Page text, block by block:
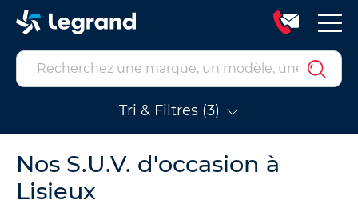
Tri & Filtres (3)
Nos S.U.V. d'occasion à
Lisieux